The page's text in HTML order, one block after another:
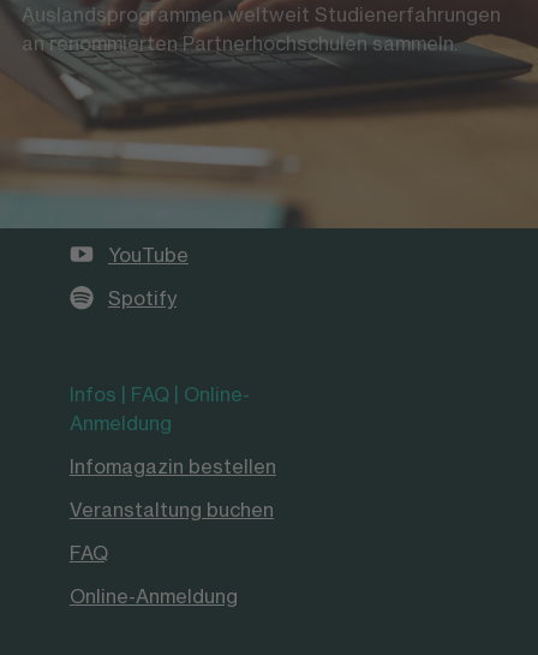
Auslandsprogrammen weltweit Studienerfahrungen
an renommierten Partnerhochschulen sammeln.
Die FOM auf Social Media
LinkedIn
YouTube
Spotify
Infos | FAQ | Online-
Anmeldung
Infomagazin bestellen
Veranstaltung buchen
FAQ
Online-Anmeldung